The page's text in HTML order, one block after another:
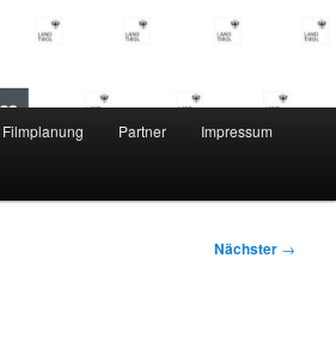
Filmplanung Partner Impressum
Nächster →